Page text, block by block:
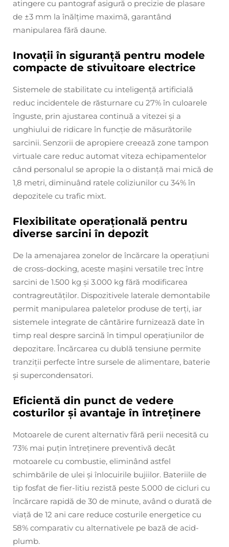
atingere cu pantograf asigură o precizie de plasare
de ±3 mm la înălțime maximă, garantând
manipularea fără daune.
Inovații în siguranță pentru modele
compacte de stivuitoare electrice
Sistemele de stabilitate cu inteligență artificială
reduc incidentele de răsturnare cu 27% în culoarele
înguste, prin ajustarea continuă a vitezei și a
unghiului de ridicare în funcție de măsurătorile
sarcinii. Senzorii de apropiere creează zone tampon
virtuale care reduc automat viteza echipamentelor
când personalul se apropie la o distanță mai mică de
1,8 metri, diminuând ratele coliziunilor cu 34% în
depozitele cu trafic mixt.
Flexibilitate operațională pentru
diverse sarcini în depozit
De la amenajarea zonelor de încărcare la operațiuni
de cross-docking, aceste mașini versatile trec între
sarcini de 1.500 kg și 3.000 kg fără modificarea
contragreutăților. Dispozitivele laterale demontabile
permit manipularea paletelor produse de terți, iar
sistemele integrate de cântărire furnizează date în
timp real despre sarcină în timpul operațiunilor de
depozitare. Încărcarea cu dublă tensiune permite
tranziții perfecte între sursele de alimentare, baterie
și supercondensatori.
Eficientă din punct de vedere
costurilor și avantaje în întreținere
Motoarele de curent alternativ fără perii necesită cu
73% mai puțin întreținere preventivă decât
motoarele cu combustie, eliminând astfel
schimbările de ulei și înlocuirile bujiilor. Bateriile de
tip fosfat de fier-litiu rezistă peste 5.000 de cicluri cu
încărcare rapidă de 30 de minute, având o durată de
viață de 12 ani care reduce costurile energetice cu
58% comparativ cu alternativele pe bază de acid-
plumb.